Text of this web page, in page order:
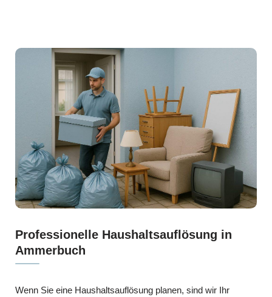
Professionelle Haushaltsauflösung in
Ammerbuch
Wenn Sie eine Haushaltsauflösung planen, sind wir Ihr